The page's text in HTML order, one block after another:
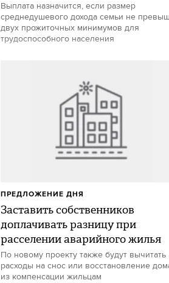
Выплата назначится, если размер
среднедушевого дохода семьи не
двух прожиточных минимумов для
трудоспособного населения
Заставить собственников
доплачивать разницу при
расселении аварийного жилья
По новому проекту также будут вычитать
расходы на снос или восстановление
из компенсации жильцам
ПРЕДЛОЖЕНИЕ ДНЯ